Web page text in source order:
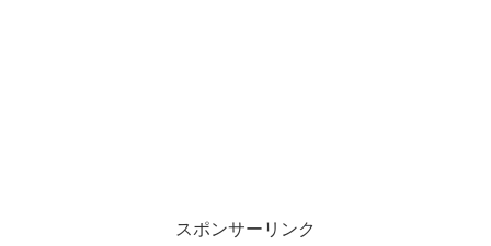
スポンサーリンク